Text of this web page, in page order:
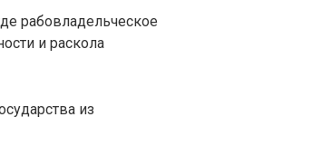
рабовладельческое
и раскола
из